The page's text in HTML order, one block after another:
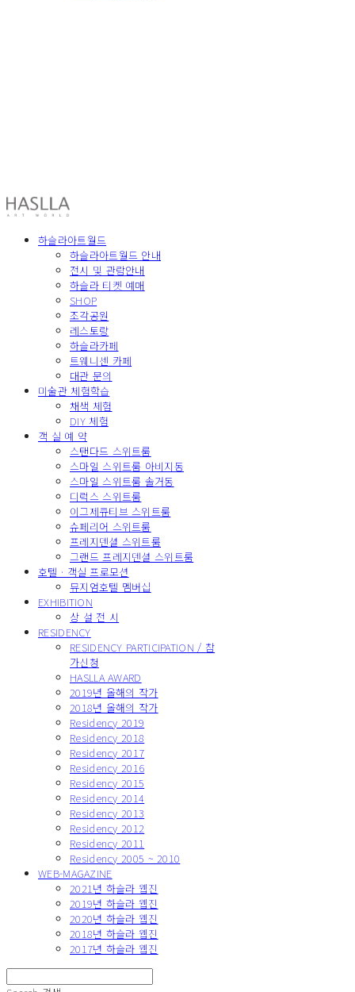
하슬라아트월드
하슬라아트월드 안내
전시 및 관람안내
하슬라 티켓 예매
SHOP
조각공원
레스토랑
하슬라카페
트웨니센 카페
대관 문의
미술관 체험학습
채색 체험
DIY 체험
객 실 예 약
스탠다드 스위트룸
스마일 스위트룸 아비지동
스마일 스위트룸 솔거동
디럭스 스위트룸
이그제큐티브 스위트룸
슈페리어 스위트룸
프레지덴셜 스위트룸
그랜드 프레지덴셜 스위트룸
호텔 · 객실 프로모션
뮤지엄호텔 멤버십
EXHIBITION
상 설 전 시
RESIDENCY
RESIDENCY PARTICIPATION / 참
가신청
HASLLA AWARD
2019년 올해의 작가
2018년 올해의 작가
Residency 2019
Residency 2018
Residency 2017
Residency 2016
Residency 2015
Residency 2014
Residency 2013
Residency 2012
Residency 2011
Residency 2005 ~ 2010
WEB-MAGAZINE
2021년 하슬라 웹진
2019년 하슬라 웹진
2020년 하슬라 웹진
2018년 하슬라 웹진
2017년 하슬라 웹진